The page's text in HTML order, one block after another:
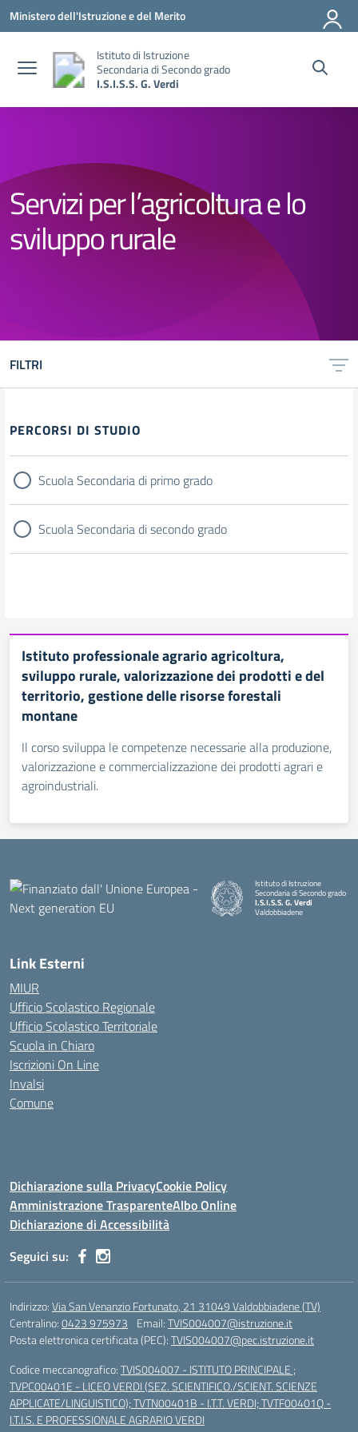
Vai ai contenuti
Vai al menu di navigazione
Vai al footer
Ministero dell'Istruzione e del Merito
Istituto di Istruzione
Secondaria di Secondo grado
I.S.I.S.S. G. Verdi
Servizi per l’agricoltura e lo
sviluppo rurale
FILTRI
PERCORSI DI STUDIO
Scuola Secondaria di primo grado
Scuola Secondaria di secondo grado
Istituto professionale agrario agricoltura,
sviluppo rurale, valorizzazione dei prodotti e del
territorio, gestione delle risorse forestali
montane
Il corso sviluppa le competenze necessarie alla produzione,
valorizzazione e commercializzazione dei prodotti agrari e
agroindustriali.
Istituto di Istruzione
Secondaria di Secondo grado
I.S.I.S.S. G. Verdi
Valdobbiadene
Link Esterni
MIUR
Ufficio Scolastico Regionale
Ufficio Scolastico Territoriale
Scuola in Chiaro
Iscrizioni On Line
Invalsi
Comune
Dichiarazione sulla PrivacyCookie Policy
Amministrazione TrasparenteAlbo Online
Dichiarazione di Accessibilità
Seguici su:
Indirizzo:Via San Venanzio Fortunato, 21 31049 Valdobbiadene (TV)
Centralino:0423 975973 Email:TVIS004007@istruzione.it
Posta elettronica certificata (PEC):TVIS004007@pec.istruzione.it
Codice meccanografico:TVIS004007 - ISTITUTO PRINCIPALE ;
TVPC00401E - LICEO VERDI (SEZ. SCIENTIFICO./SCIENT. SCIENZE
APPLICATE/LINGUISTICO); TVTN00401B - I.T.T. VERDI; TVTF00401Q -
I.T.I.S. E PROFESSIONALE AGRARIO VERDI